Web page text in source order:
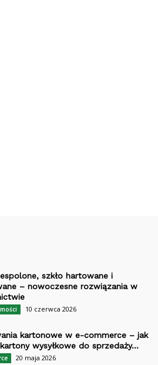
szkło hartowane i
– nowoczesne rozwiązania w
10 czerwca 2026
kartonowe w e-commerce – jak
wysyłkowe do sprzedaży...
20 maja 2026